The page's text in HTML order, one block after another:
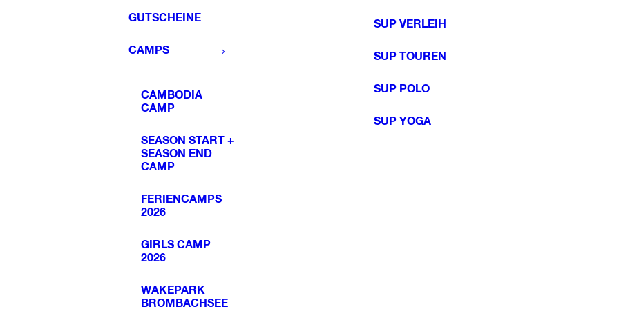
GUTSCHEINE
CAMPS
CAMBODIA
CAMP
SEASON START +
SEASON END
CAMP
FERIENCAMPS
2026
GIRLS CAMP
2026
WAKEPARK
BROMBACHSEE
SUP VERLEIH
SUP TOUREN
SUP POLO
SUP YOGA